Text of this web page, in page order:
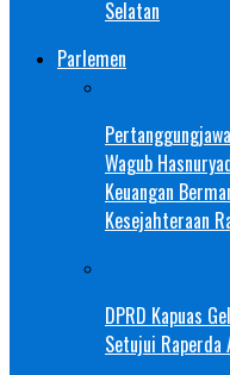
Selatan
Parlemen
Wagub
Keuangan
Kesejahteraan
DPRD Kapuas
Setujui Raperda